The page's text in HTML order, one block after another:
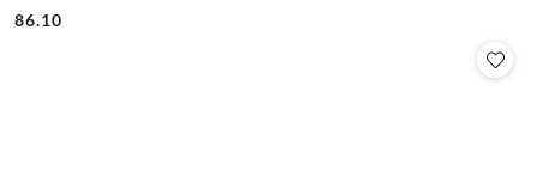
Cena:
86.10